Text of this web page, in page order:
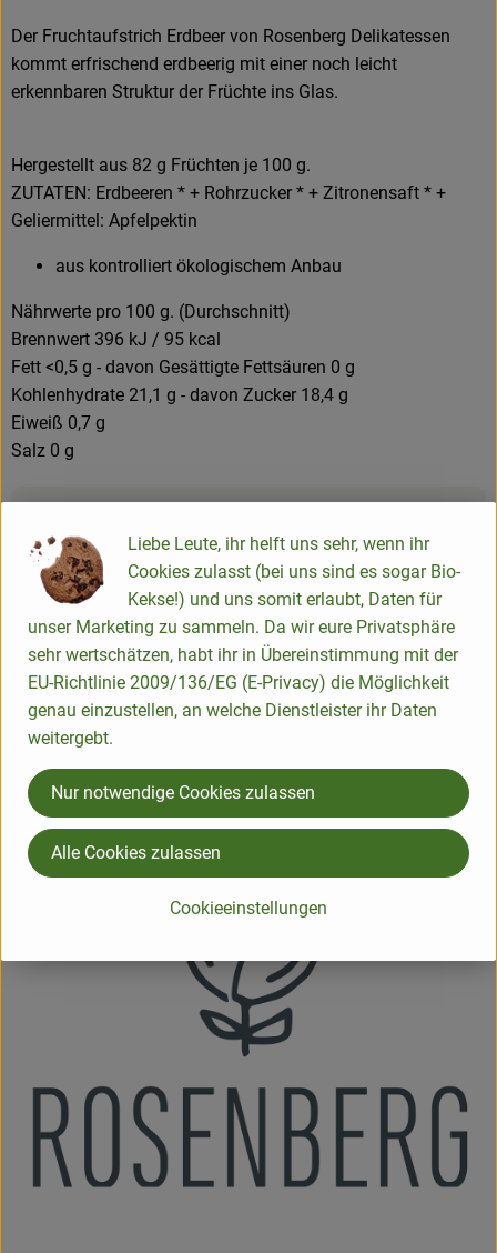
Der Fruchtaufstrich Erdbeer von Rosenberg Delikatessen
kommt erfrischend erdbeerig mit einer noch leicht
erkennbaren Struktur der Früchte ins Glas.
Hergestellt aus 82 g Früchten je 100 g.
ZUTATEN: Erdbeeren * + Rohrzucker * + Zitronensaft * +
Geliermittel: Apfelpektin
aus kontrolliert ökologischem Anbau
Nährwerte pro 100 g. (Durchschnitt)
Brennwert 396 kJ / 95 kcal
Fett <0,5 g - davon Gesättigte Fettsäuren 0 g
Kohlenhydrate 21,1 g - davon Zucker 18,4 g
Eiweiß 0,7 g
Salz 0 g
Herkunft
Hersteller: Rosenberg Delikatessen
04229 Leipzig Leipzig
Mehr Info
Liebe Leute, ihr helft uns sehr, wenn ihr
Cookies zulasst (bei uns sind es sogar Bio-
Kekse!) und uns somit erlaubt, Daten für
unser Marketing zu sammeln. Da wir eure Privatsphäre
sehr wertschätzen, habt ihr in Übereinstimmung mit der
EU-Richtlinie 2009/136/EG (E-Privacy) die Möglichkeit
genau einzustellen, an welche Dienstleister ihr Daten
weitergebt.
Cookieeinstellungen
Nur notwendige Cookies zulassen
Alle Cookies zulassen